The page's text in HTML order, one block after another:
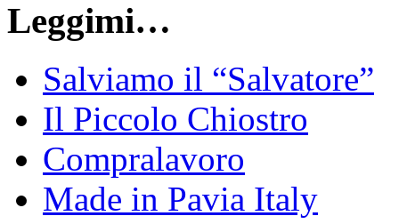
Leggimi…
Salviamo il “Salvatore”
Il Piccolo Chiostro
Compralavoro
Made in Pavia Italy